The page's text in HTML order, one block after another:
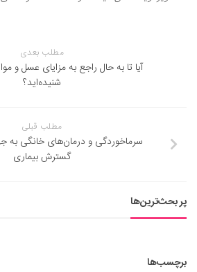
مطلب بعدی
آیا تا به حال راجع به مزایای عسل و
شنیده‌اید؟
مطلب قبلی
سرماخوردگی و درمان‌های خانگی به
گسترش بیماری
پر بحث‌ترین‌ها
برچسب‌ها